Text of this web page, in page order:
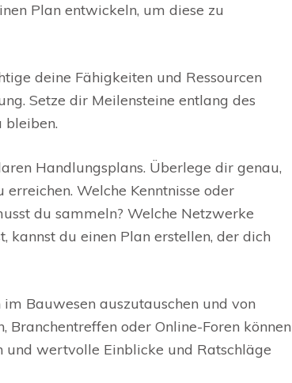
Plan entwickeln, um diese zu
deine Fähigkeiten und Ressourcen
Setze dir Meilensteine entlang des
bleiben.
Handlungsplans. Überlege dir genau,
Welche Kenntnisse oder
du sammeln? Welche Netzwerke
kannst du einen Plan erstellen, der dich
Bauwesen auszutauschen und von
oder Online-Foren können
wertvolle Einblicke und Ratschläge